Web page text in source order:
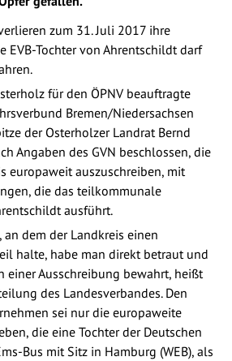
zum 31. Juli 2017 ihre
EVB-Tochter von Ahrentschildt darf
für den ÖPNV beauftragte
Bremen/Niedersachsen
der Osterholzer Landrat Bernd
Angaben des GVN beschlossen, die
europaweit auszuschreiben, mit
die das teilkommunale
ausführt.
an dem der Landkreis einen
halte, habe man direkt betraut und
einer Ausschreibung bewahrt, heißt
des Landesverbandes. Den
sei nur die europaweite
die eine Tochter der Deutschen
Bus mit Sitz in Hamburg (WEB), als